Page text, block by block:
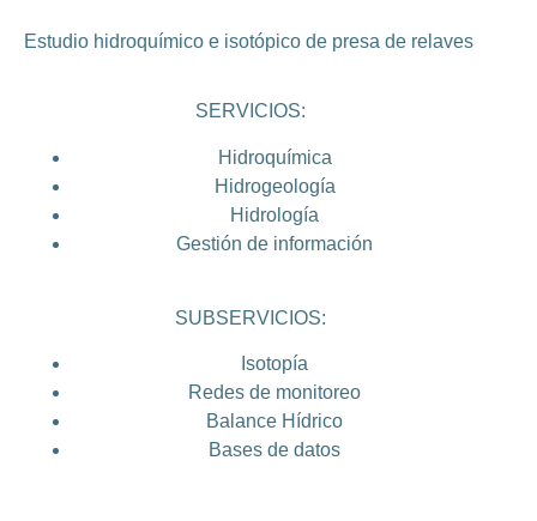
Estudio hidroquímico e isotópico de presa de relaves
SERVICIOS:
Hidroquímica
Hidrogeología
Hidrología
Gestión de información
SUBSERVICIOS:
Isotopía
Redes de monitoreo
Balance Hídrico
Bases de datos